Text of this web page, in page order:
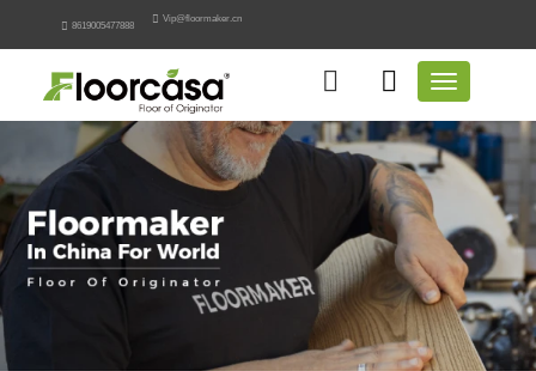
8619005477888
Vip@floormaker.cn